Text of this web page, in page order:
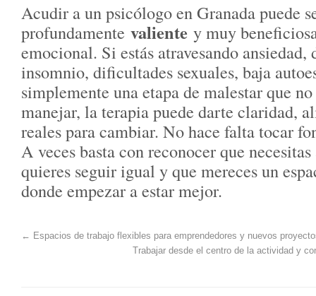
Acudir a un psicólogo en Granada puede
profundamente valiente y muy
emocional. Si estás atravesando ansiedad,
insomnio, dificultades sexuales, baja
simplemente una etapa de malestar que
manejar, la terapia puede darte claridad,
reales para cambiar. No hace falta tocar
A veces basta con reconocer que
quieres seguir igual y que mereces un
donde empezar a estar mejor.
← Espacios de trabajo flexibles para emprendedores y nuevos
Trabajar desde el centro de la actividad y